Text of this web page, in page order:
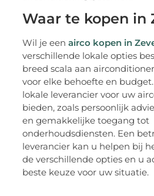
Waar te kopen in
Wil je eenairco kopen in
verschillende lokale opties
breed scala aan
voor elke behoefte en
lokale leverancier voor uw
bieden, zoals persoonlijk
en gemakkelijke toegang tot
onderhoudsdiensten. Een
leverancier kan u helpen bij
de verschillende opties en u
beste keuze voor uw situatie.